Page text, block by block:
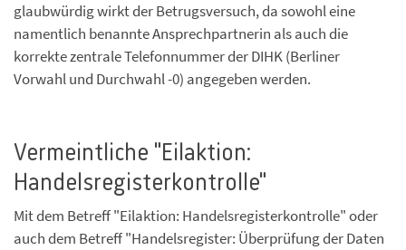
glaubwürdig wirkt der Betrugsversuch, da sowohl eine
namentlich benannte Ansprechpartnerin als auch die
korrekte zentrale Telefonnummer der DIHK (Berliner
Vorwahl und Durchwahl -0) angegeben werden.
Vermeintliche "Eilaktion:
Handelsregisterkontrolle"
Mit dem Betreff "Eilaktion: Handelsregisterkontrolle" oder
auch dem Betreff "Handelsregister: Überprüfung der Daten